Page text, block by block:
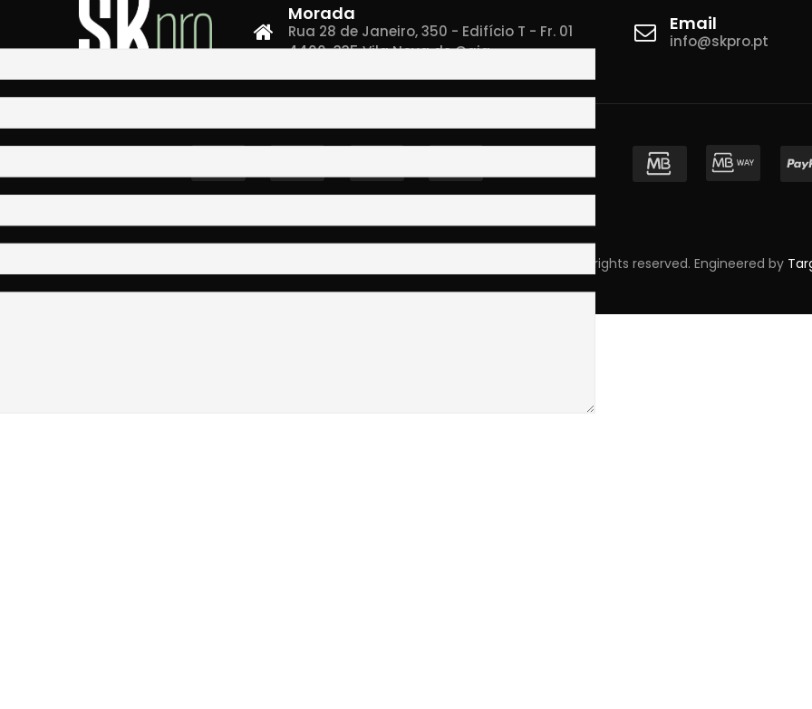
Morada
Rua 28 de Janeiro, 350 - Edifício T - Fr. 01
4400-335 Vila Nova de Gaia
Email
info@skpro.pt
Copyright © 2023 Skpro, Lda. All rights reserved. Engineered by